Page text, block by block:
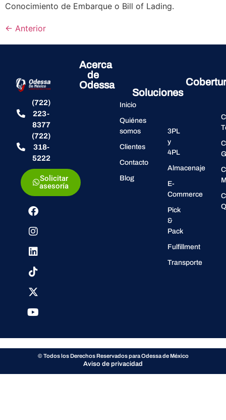
Conocimiento de Embarque o Bill of Lading.
← Anterior
(722)
223-
8377
(722)
318-
5222
Solicitar
asesoría
Acerca
de
Odessa
Inicio
Quiénes
somos
Clientes
Contacto
Blog
Soluciones
3PL
y
4PL
Almacenaje
E-
Commerce
Pick
&
Pack
Fulfillment
Transporte
© Todos los Derechos Reservados para Odessa de México
Aviso de privacidad